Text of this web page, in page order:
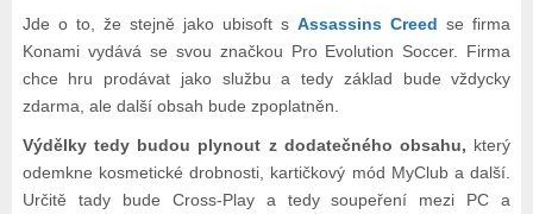
Jde o to, že stejně jako ubisoft sAssassins Creed se firma
Konami vydává se svou značkou Pro Evolution Soccer. Firma
chce hru prodávat jako službu a tedy základ bude vždycky
zdarma, ale další obsah bude zpoplatněn.
Výdělky tedy budou plynout z dodatečného obsahu, který
odemkne kosmetické drobnosti, kartičkový mód MyClub a další.
Určitě tady bude Cross-Play a tedy soupeření mezi PC a